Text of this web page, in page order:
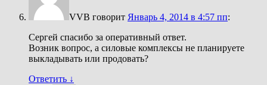
VVB говорит Январь 4, 2014 в 4:57 пп:
Сергей спасибо за оперативный ответ.
Возник вопрос, а силовые комплексы не планируете
выкладывать или продовать?
Ответить ↓